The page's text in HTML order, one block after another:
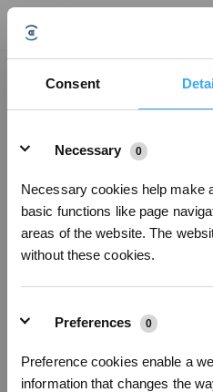
Consent
Necessary
0
Necessary cookies help make
basic functions like page
areas of the website. The
without these cookies.
Preferences 0
Preference cookies enable a
information that changes the
1.Verificare che i tappeti/tappetini non
Gestione mappe-Modifica mappa-
2. Il robot è in grado di salire fino a 2
di altezza/spessore, l'area verrà
3.Per evitare collisioni con i telai delle
intenzionalmente evitare spazi ristretti,
Promemoria: in ambienti disordinati,
problematiche e osservare se la
Questo articolo
Iscriviti